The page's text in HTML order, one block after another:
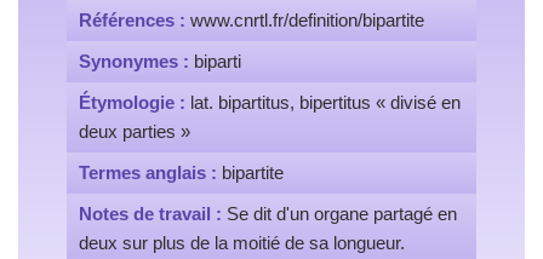
Références : www.cnrtl.fr/definition/bipartite
Synonymes : biparti
Étymologie : lat. bipartitus, bipertitus « divisé en
deux parties »
Termes anglais : bipartite
Notes de travail : Se dit d'un organe partagé en
deux sur plus de la moitié de sa longueur.